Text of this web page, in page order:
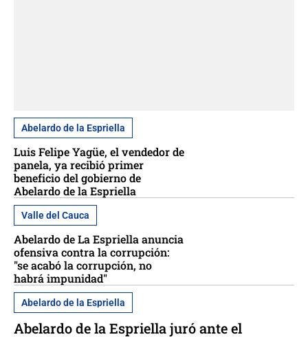
Abelardo de la Espriella
Luis Felipe Yagüe, el vendedor de
panela, ya recibió primer
beneficio del gobierno de
Abelardo de la Espriella
Valle del Cauca
Abelardo de La Espriella anuncia
ofensiva contra la corrupción:
"se acabó la corrupción, no
habrá impunidad"
Abelardo de la Espriella
Abelardo de la Espriella juró ante el